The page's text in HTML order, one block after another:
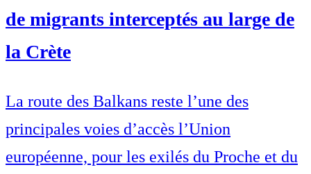
de migrants interceptés au large de
la Crète
La route des Balkans reste l’une des
principales voies d’accès l’Union
européenne, pour les exilés du Proche et du